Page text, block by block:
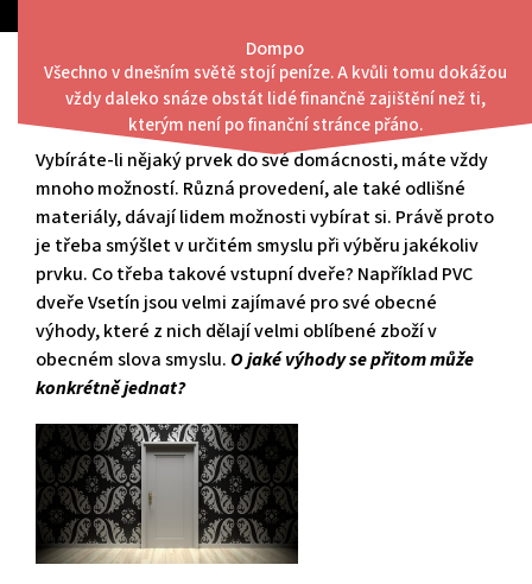
content
Dompo
Všechno v dnešním světě stojí peníze. A kvůli tomu dokážou
vždy daleko snáze obstát lidé finančně zajištění než ti,
kterým není po finanční stránce přáno.
Menu
Když dveře z plastu, tak jedině z PVC
Vybíráte-li nějaký prvek do své domácnosti, máte vždy
mnoho možností. Různá provedení, ale také odlišné
materiály, dávají lidem možnosti vybírat si. Právě proto
je třeba smýšlet v určitém smyslu při výběru jakékoliv
prvku. Co třeba takové vstupní dveře? Například PVC
dveře Vsetín jsou velmi zajímavé pro své obecné
výhody, které z nich dělají velmi oblíbené zboží v
obecném slova smyslu. O jaké výhody se přitom může
konkrétně jednat?